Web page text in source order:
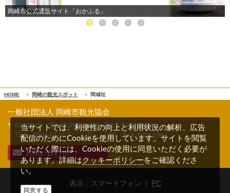
岡崎市公式通販サイト「おかふる」
HOME 岡崎の観光スポット 岡城址
一般社団法人 岡崎市観光協会
〒444-0045 愛知県岡崎市康生通東2丁目47番地
TEL 0564-64-16379:00～17:00（年末年始は除く）
お問い合わせ
表示：スマートフォン | PC
当サイトでは、利便性の向上と利用状況の解析、広告
配信のためにCookieを使用しています。サイトを閲覧
いただく際には、Cookieの使用に同意いただく必要が
あります。詳細はクッキーポリシー をご確認くださ
い。
同意する